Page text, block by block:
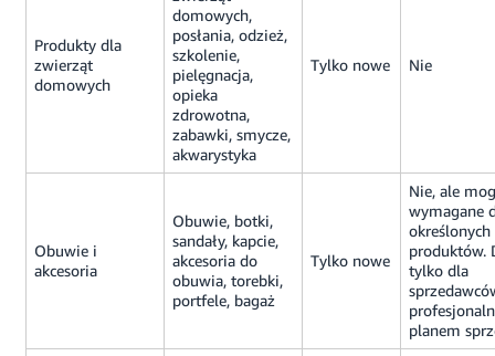
Produkty dla
zwierząt
domowych
domowych,
posłania, odzież,
szkolenie,
pielęgnacja,
opieka
zdrowotna,
zabawki, smycze,
akwarystyka
Tylko nowe Nie
Obuwie i
akcesoria
Obuwie, botki,
sandały, kapcie,
akcesoria do
obuwia, torebki,
portfele, bagaż
Tylko nowe
Nie, ale
wymagane
określonych
produktów.
tylko dla
planem